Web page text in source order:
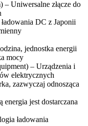
– Uniwersalne złącze do
DC z Japonii
jednostka energii
mocy
– Urządzenia i
elektrycznych
zazwyczaj odnosząca
energia jest dostarczana
ładowania